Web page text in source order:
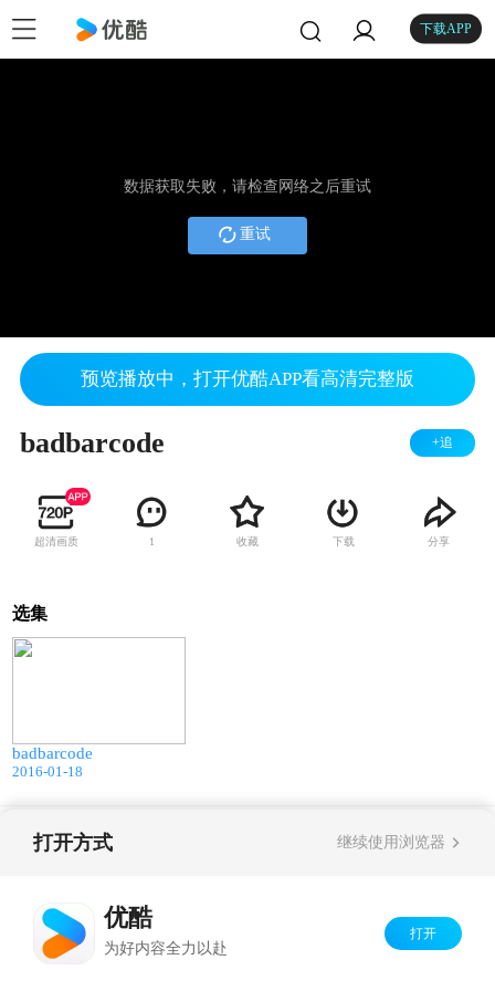
下载APP
数据获取失败，请检查网络之后重试
重试
预览播放中，打开优酷APP看高清完整版
badbarcode +追
超清画质 1 收藏 下载 分享
选集
badbarcode
2016-01-18
版权所有
打开方式 继续使用浏览器
优酷
为好内容全力以赴
打开